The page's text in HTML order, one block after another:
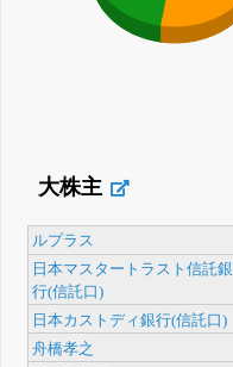
大株主
ルプラス
日本マスタートラスト信託銀
行(信託口)
日本カストディ銀行(信託口)
舟橋孝之